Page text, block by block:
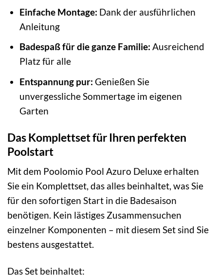
Einfache Montage: Dank der ausführlichen
Anleitung
Badespaß für die ganze Familie: Ausreichend
Platz für alle
Entspannung pur: Genießen Sie
unvergessliche Sommertage im eigenen
Garten
Das Komplettset für Ihren perfekten
Poolstart
Mit dem Poolomio Pool Azuro Deluxe erhalten
Sie ein Komplettset, das alles beinhaltet, was Sie
für den sofortigen Start in die Badesaison
benötigen. Kein lästiges Zusammensuchen
einzelner Komponenten – mit diesem Set sind Sie
bestens ausgestattet.
Das Set beinhaltet: